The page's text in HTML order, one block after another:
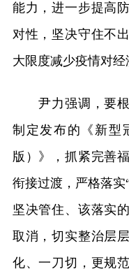
能力，进一步提高
对性，坚决守住不
大限度减少疫情对经
尹力强调，要根
制定发布的《新型
版）》，抓紧完善
衔接过渡，严格落
坚决管住、该落实
取消，切实整治层
化、一刀切，更规